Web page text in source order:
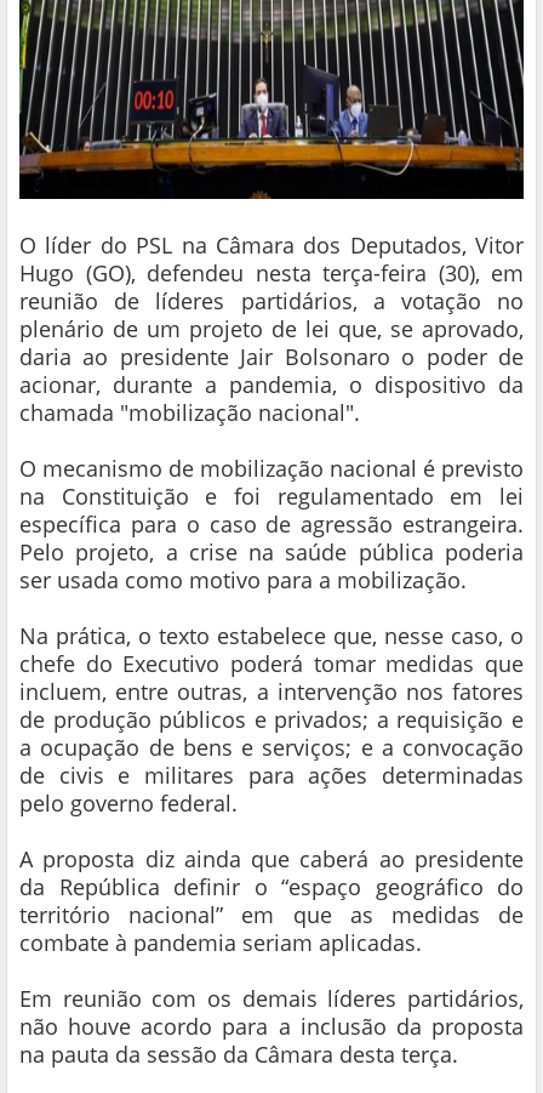
O líder do PSL na Câmara dos Deputados, Vitor
Hugo (GO), defendeu nesta terça-feira (30), em
reunião de líderes partidários, a votação no
plenário de um projeto de lei que, se aprovado,
daria ao presidente Jair Bolsonaro o poder de
acionar, durante a pandemia, o dispositivo da
chamada "mobilização nacional".
O mecanismo de mobilização nacional é previsto
na Constituição e foi regulamentado em lei
específica para o caso de agressão estrangeira.
Pelo projeto, a crise na saúde pública poderia
ser usada como motivo para a mobilização.
Na prática, o texto estabelece que, nesse caso, o
chefe do Executivo poderá tomar medidas que
incluem, entre outras, a intervenção nos fatores
de produção públicos e privados; a requisição e
a ocupação de bens e serviços; e a convocação
de civis e militares para ações determinadas
pelo governo federal.
A proposta diz ainda que caberá ao presidente
da República definir o “espaço geográfico do
território nacional” em que as medidas de
combate à pandemia seriam aplicadas.
Em reunião com os demais líderes partidários,
não houve acordo para a inclusão da proposta
na pauta da sessão da Câmara desta terça.